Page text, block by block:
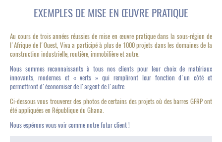
EXEMPLES DE MISE EN ŒUVRE PRATIQUE
Au cours de trois années réussies de mise en œuvre pratique dans la sous-région de
l'Afrique de l'Ouest, Viva a participé à plus de 1000 projets dans les domaines de la
construction industrielle, routière, immobilière et autre.
Nous sommes reconnaissants à tous nos clients pour leur choix de matériaux
innovants, modernes et « verts » qui rempliront leur fonction d'un côté et
permettront d'économiser de l'argent de l'autre.
Ci-dessous vous trouverez des photos de certains des projets où des barres GFRP ont
été appliquées en République du Ghana.
Nous espérons vous voir comme notre futur client !